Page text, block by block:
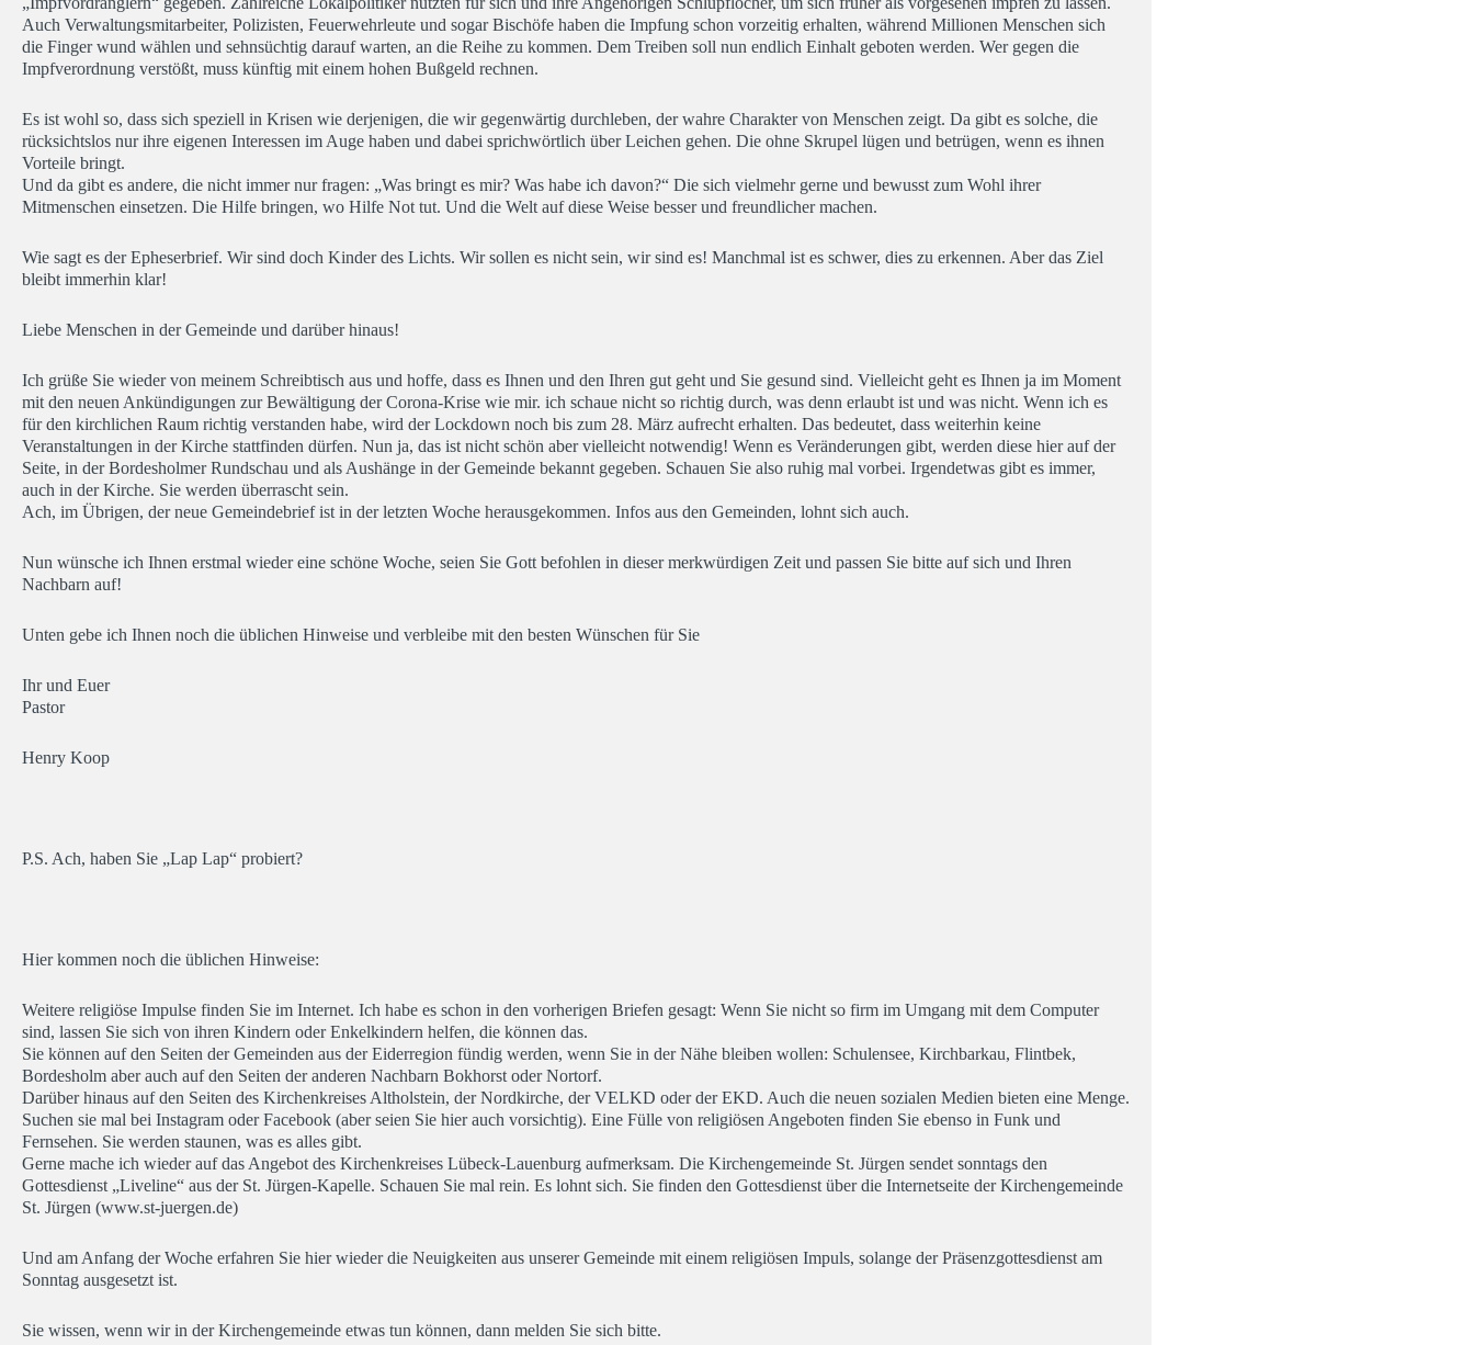
Auch Verwaltungsmitarbeiter, Polizisten, Feuerwehrleute und sogar Bischöfe haben die Impfung schon vorzeitig erhalten, während Millionen Menschen sich
die Finger wund wählen und sehnsüchtig darauf warten, an die Reihe zu kommen. Dem Treiben soll nun endlich Einhalt geboten werden. Wer gegen die
Impfverordnung verstößt, muss künftig mit einem hohen Bußgeld rechnen.
Es ist wohl so, dass sich speziell in Krisen wie derjenigen, die wir gegenwärtig durchleben, der wahre Charakter von Menschen zeigt. Da gibt es solche, die
rücksichtslos nur ihre eigenen Interessen im Auge haben und dabei sprichwörtlich über Leichen gehen. Die ohne Skrupel lügen und betrügen, wenn es ihnen
Vorteile bringt.
Und da gibt es andere, die nicht immer nur fragen: „Was bringt es mir? Was habe ich davon?“ Die sich vielmehr gerne und bewusst zum Wohl ihrer
Mitmenschen einsetzen. Die Hilfe bringen, wo Hilfe Not tut. Und die Welt auf diese Weise besser und freundlicher machen.
Wie sagt es der Epheserbrief. Wir sind doch Kinder des Lichts. Wir sollen es nicht sein, wir sind es! Manchmal ist es schwer, dies zu erkennen. Aber das Ziel
bleibt immerhin klar!
Liebe Menschen in der Gemeinde und darüber hinaus!
Ich grüße Sie wieder von meinem Schreibtisch aus und hoffe, dass es Ihnen und den Ihren gut geht und Sie gesund sind. Vielleicht geht es Ihnen ja im Moment
mit den neuen Ankündigungen zur Bewältigung der Corona-Krise wie mir. ich schaue nicht so richtig durch, was denn erlaubt ist und was nicht. Wenn ich es
für den kirchlichen Raum richtig verstanden habe, wird der Lockdown noch bis zum 28. März aufrecht erhalten. Das bedeutet, dass weiterhin keine
Veranstaltungen in der Kirche stattfinden dürfen. Nun ja, das ist nicht schön aber vielleicht notwendig! Wenn es Veränderungen gibt, werden diese hier auf der
Seite, in der Bordesholmer Rundschau und als Aushänge in der Gemeinde bekannt gegeben. Schauen Sie also ruhig mal vorbei. Irgendetwas gibt es immer,
auch in der Kirche. Sie werden überrascht sein.
Ach, im Übrigen, der neue Gemeindebrief ist in der letzten Woche herausgekommen. Infos aus den Gemeinden, lohnt sich auch.
Nun wünsche ich Ihnen erstmal wieder eine schöne Woche, seien Sie Gott befohlen in dieser merkwürdigen Zeit und passen Sie bitte auf sich und Ihren
Nachbarn auf!
Unten gebe ich Ihnen noch die üblichen Hinweise und verbleibe mit den besten Wünschen für Sie
Ihr und Euer
Pastor
Henry Koop
P.S. Ach, haben Sie „Lap Lap“ probiert?
Hier kommen noch die üblichen Hinweise:
Weitere religiöse Impulse finden Sie im Internet. Ich habe es schon in den vorherigen Briefen gesagt: Wenn Sie nicht so firm im Umgang mit dem Computer
sind, lassen Sie sich von ihren Kindern oder Enkelkindern helfen, die können das.
Sie können auf den Seiten der Gemeinden aus der Eiderregion fündig werden, wenn Sie in der Nähe bleiben wollen: Schulensee, Kirchbarkau, Flintbek,
Bordesholm aber auch auf den Seiten der anderen Nachbarn Bokhorst oder Nortorf.
Darüber hinaus auf den Seiten des Kirchenkreises Altholstein, der Nordkirche, der VELKD oder der EKD. Auch die neuen sozialen Medien bieten eine Menge.
Suchen sie mal bei Instagram oder Facebook (aber seien Sie hier auch vorsichtig). Eine Fülle von religiösen Angeboten finden Sie ebenso in Funk und
Fernsehen. Sie werden staunen, was es alles gibt.
Gerne mache ich wieder auf das Angebot des Kirchenkreises Lübeck-Lauenburg aufmerksam. Die Kirchengemeinde St. Jürgen sendet sonntags den
Gottesdienst „Liveline“ aus der St. Jürgen-Kapelle. Schauen Sie mal rein. Es lohnt sich. Sie finden den Gottesdienst über die Internetseite der Kirchengemeinde
St. Jürgen (www.st-juergen.de)
Und am Anfang der Woche erfahren Sie hier wieder die Neuigkeiten aus unserer Gemeinde mit einem religiösen Impuls, solange der Präsenzgottesdienst am
Sonntag ausgesetzt ist.
Sie wissen, wenn wir in der Kirchengemeinde etwas tun können, dann melden Sie sich bitte.